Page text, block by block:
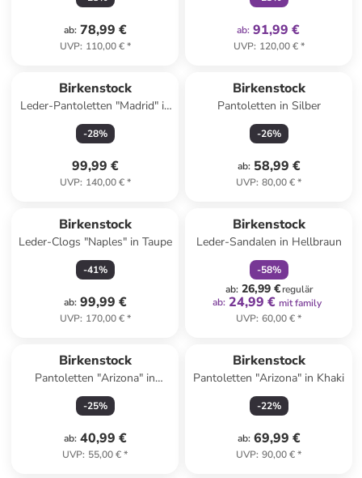
ab: 78,99 €
UVP: 110,00 €*
ab: 91,99 €
UVP: 120,00 €*
Birkenstock
Leder-Pantoletten "Madrid" in
Schwarz - Weite S
-28%
99,99 €
UVP: 140,00 €*
Birkenstock
Pantoletten in Silber
-26%
ab: 58,99 €
UVP: 80,00 €*
Birkenstock
Leder-Clogs "Naples" in Taupe
-41%
ab: 99,99 €
UVP: 170,00 €*
Birkenstock
Leder-Sandalen in Hellbraun
-58%
ab: 26,99 €regulär
ab: 24,99 € mit family
UVP: 60,00 €*
Birkenstock
Pantoletten "Arizona" in
Schwarz
-25%
ab: 40,99 €
UVP: 55,00 €*
Birkenstock
Pantoletten "Arizona" in Khaki
-22%
ab: 69,99 €
UVP: 90,00 €*